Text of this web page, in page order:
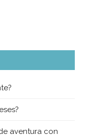
aventura con